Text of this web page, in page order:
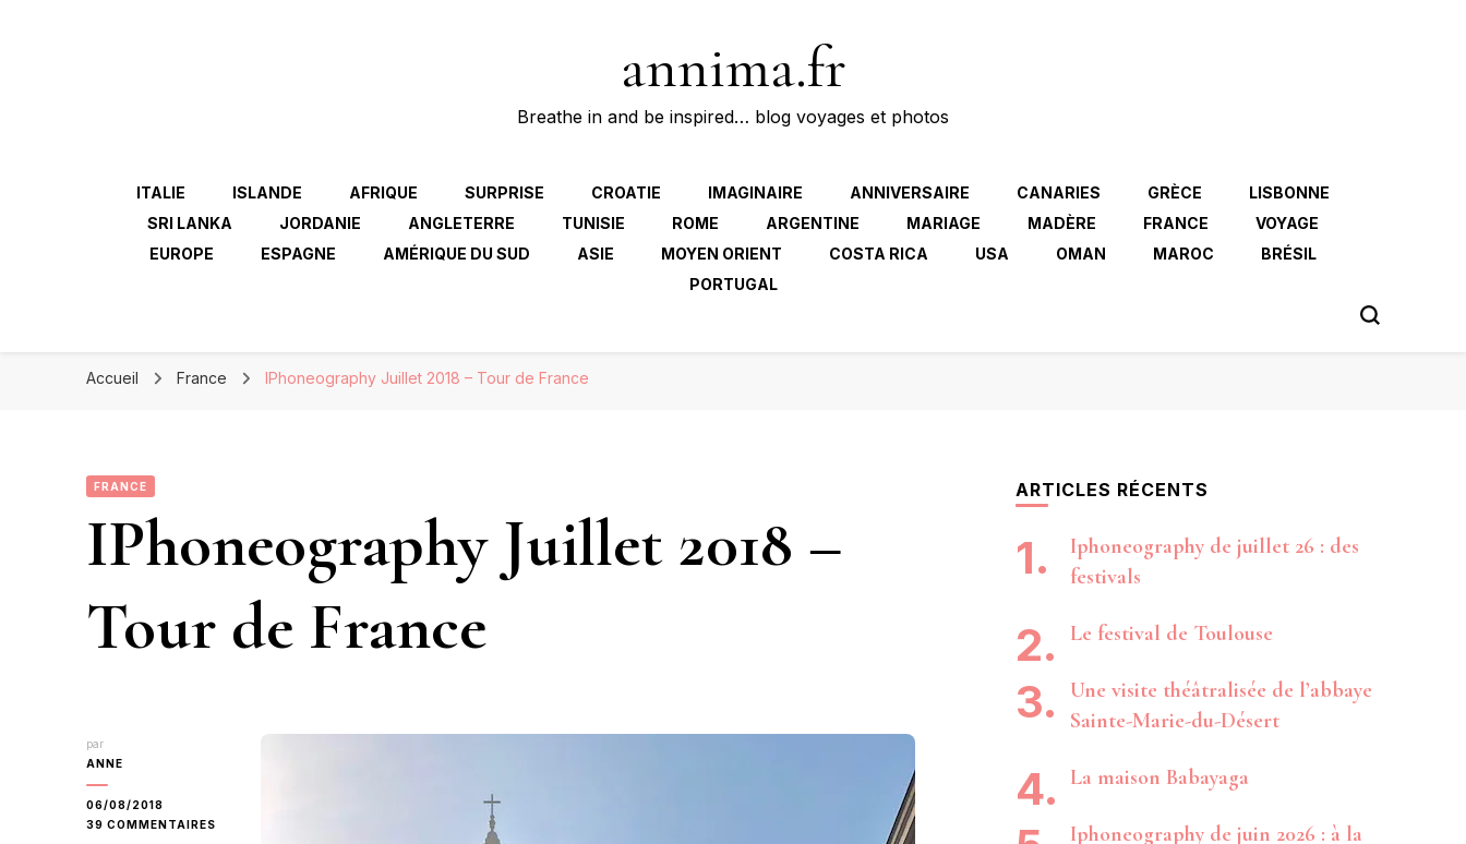
annima.fr
Breathe in and be inspired… blog voyages et photos
ITALIE ISLANDE AFRIQUE SURPRISE CROATIE IMAGINAIRE ANNIVERSAIRE CANARIES GRÈCE
LISBONNE
SRI LANKA
JORDANIE ANGLETERRE TUNISIE ROME ARGENTINE MARIAGE MADÈRE FRANCE
VOYAGE
EUROPE
ESPAGNE AMÉRIQUE DU SUD ASIE MOYEN ORIENT COSTA RICA USA OMAN MAROC
BRÉSIL
PORTUGAL
Accueil France IPhoneography Juillet 2018 – Tour de France
FRANCE
IPhoneography Juillet 2018 –
Tour de France
par
ANNE
06/08/2018
39 COMMENTAIRES
ARTICLES RÉCENTS
Iphoneography de juillet 26 : des
festivals
Le festival de Toulouse
Une visite théâtralisée de l’abbaye
Sainte-Marie-du-Désert
La maison Babayaga
Iphoneography de juin 2026 : à la